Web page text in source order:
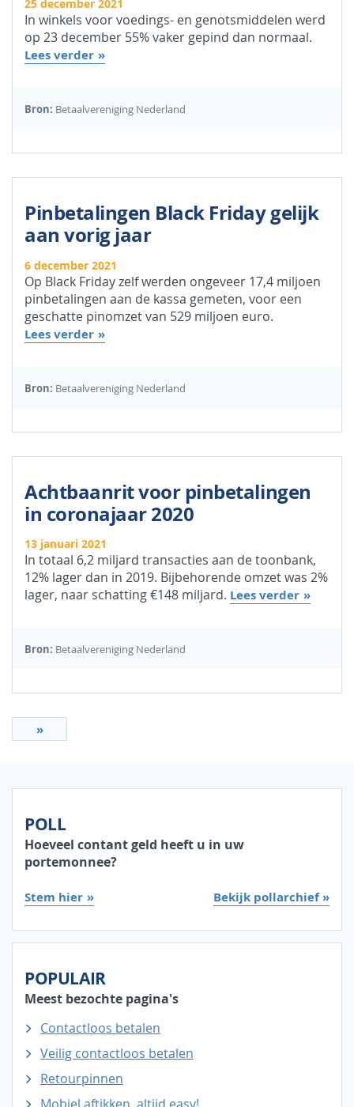
25 december 2021
In winkels voor voedings- en genotsmiddelen werd
op 23 december 55% vaker gepind dan normaal.
Lees verder
Bron: Betaalvereniging Nederland
Pinbetalingen Black Friday gelijk
aan vorig jaar
6 december 2021
Op Black Friday zelf werden ongeveer 17,4 miljoen
pinbetalingen aan de kassa gemeten, voor een
geschatte pinomzet van 529 miljoen euro.
Lees verder
Bron: Betaalvereniging Nederland
Achtbaanrit voor pinbetalingen
in coronajaar 2020
13 januari 2021
In totaal 6,2 miljard transacties aan de toonbank,
12% lager dan in 2019. Bijbehorende omzet was 2%
lager, naar schatting €148 miljard. Lees verder
Bron: Betaalvereniging Nederland
»
POLL
Hoeveel contant geld heeft u in uw
portemonnee?
Stem hier Bekijk pollarchief »
POPULAIR
Meest bezochte pagina's
Contactloos betalen
Veilig contactloos betalen
Retourpinnen